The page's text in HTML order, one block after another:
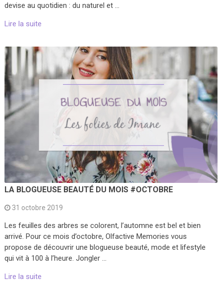
devise au quotidien : du naturel et …
Lire la suite
LA BLOGUEUSE BEAUTÉ DU MOIS #OCTOBRE
31 octobre 2019
Les feuilles des arbres se colorent, l’automne est bel et bien
arrivé. Pour ce mois d’octobre, Olfactive Memories vous
propose de découvrir une blogueuse beauté, mode et lifestyle
qui vit à 100 à l’heure. Jongler …
Lire la suite